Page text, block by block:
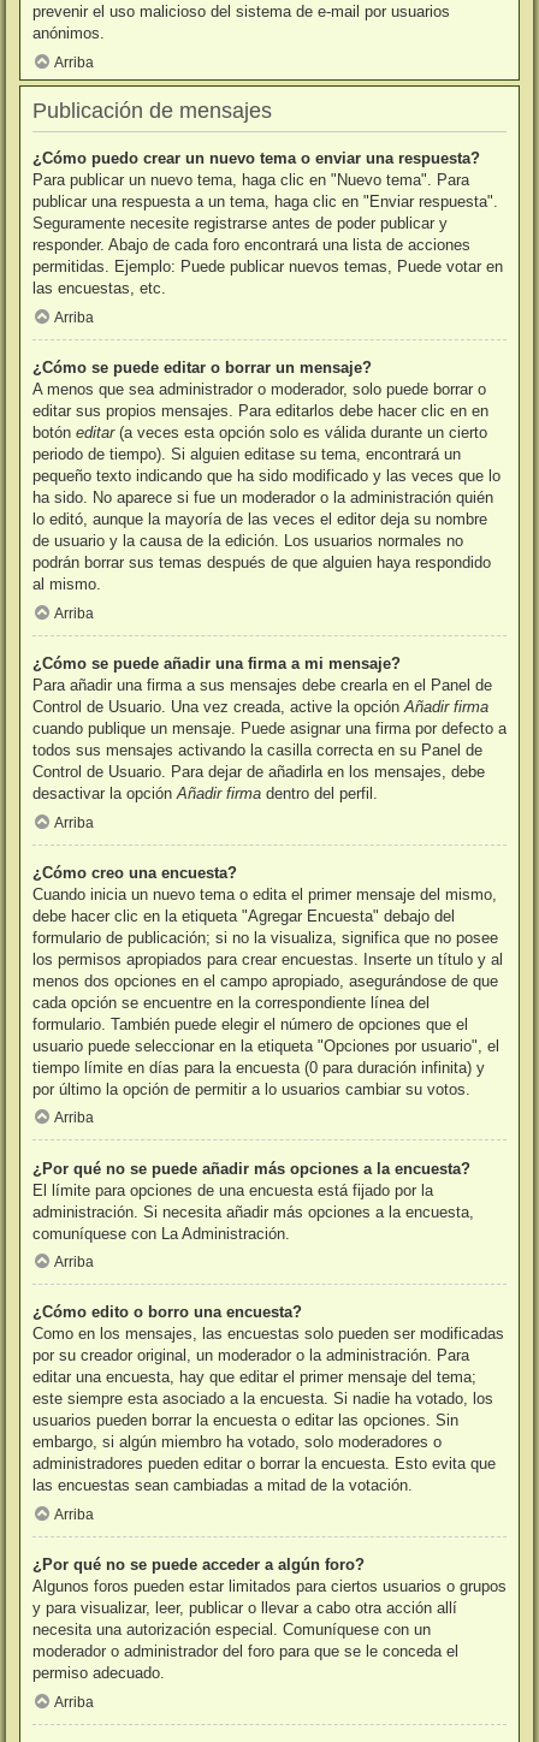
prevenir el uso malicioso del sistema de e-mail por usuarios
anónimos.
Arriba
Publicación de mensajes
¿Cómo puedo crear un nuevo tema o enviar una respuesta?
Para publicar un nuevo tema, haga clic en "Nuevo tema". Para
publicar una respuesta a un tema, haga clic en "Enviar respuesta".
Seguramente necesite registrarse antes de poder publicar y
responder. Abajo de cada foro encontrará una lista de acciones
permitidas. Ejemplo: Puede publicar nuevos temas, Puede votar en
las encuestas, etc.
Arriba
¿Cómo se puede editar o borrar un mensaje?
A menos que sea administrador o moderador, solo puede borrar o
editar sus propios mensajes. Para editarlos debe hacer clic en en
botón editar(a veces esta opción solo es válida durante un cierto
periodo de tiempo). Si alguien editase su tema, encontrará un
pequeño texto indicando que ha sido modificado y las veces que lo
ha sido. No aparece si fue un moderador o la administración quién
lo editó, aunque la mayoría de las veces el editor deja su nombre
de usuario y la causa de la edición. Los usuarios normales no
podrán borrar sus temas después de que alguien haya respondido
al mismo.
Arriba
¿Cómo se puede añadir una firma a mi mensaje?
Para añadir una firma a sus mensajes debe crearla en el Panel de
Control de Usuario. Una vez creada, active la opción Añadir firma
cuando publique un mensaje. Puede asignar una firma por defecto a
todos sus mensajes activando la casilla correcta en su Panel de
Control de Usuario. Para dejar de añadirla en los mensajes, debe
desactivar la opción Añadir firma dentro del perfil.
Arriba
¿Cómo creo una encuesta?
Cuando inicia un nuevo tema o edita el primer mensaje del mismo,
debe hacer clic en la etiqueta "Agregar Encuesta" debajo del
formulario de publicación; si no la visualiza, significa que no posee
los permisos apropiados para crear encuestas. Inserte un título y al
menos dos opciones en el campo apropiado, asegurándose de que
cada opción se encuentre en la correspondiente línea del
formulario. También puede elegir el número de opciones que el
usuario puede seleccionar en la etiqueta "Opciones por usuario", el
tiempo límite en días para la encuesta (0 para duración infinita) y
por último la opción de permitir a lo usuarios cambiar su votos.
Arriba
¿Por qué no se puede añadir más opciones a la encuesta?
El límite para opciones de una encuesta está fijado por la
administración. Si necesita añadir más opciones a la encuesta,
comuníquese con La Administración.
Arriba
¿Cómo edito o borro una encuesta?
Como en los mensajes, las encuestas solo pueden ser modificadas
por su creador original, un moderador o la administración. Para
editar una encuesta, hay que editar el primer mensaje del tema;
este siempre esta asociado a la encuesta. Si nadie ha votado, los
usuarios pueden borrar la encuesta o editar las opciones. Sin
embargo, si algún miembro ha votado, solo moderadores o
administradores pueden editar o borrar la encuesta. Esto evita que
las encuestas sean cambiadas a mitad de la votación.
Arriba
¿Por qué no se puede acceder a algún foro?
Algunos foros pueden estar limitados para ciertos usuarios o grupos
y para visualizar, leer, publicar o llevar a cabo otra acción allí
necesita una autorización especial. Comuníquese con un
moderador o administrador del foro para que se le conceda el
permiso adecuado.
Arriba